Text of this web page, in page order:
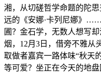
湘，从切磋哲学命题的陀
远的《安娜·卡列尼娜》
圃？金石学，无数人想写
烟，12月3日，借旁不雅从
取做者嘉宾一路体味“秋天
等可爱？坐正在今天的地